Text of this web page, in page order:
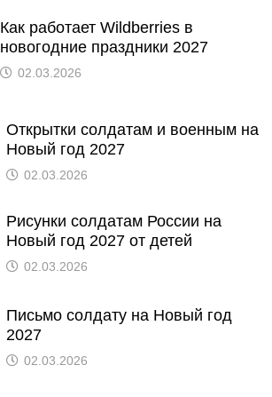
Как работает Wildberries в
новогодние праздники 2027
02.03.2026
Открытки солдатам и военным на
Новый год 2027
02.03.2026
Рисунки солдатам России на
Новый год 2027 от детей
02.03.2026
Письмо солдату на Новый год
2027
02.03.2026